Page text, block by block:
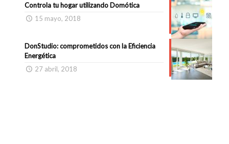
Controla tu hogar utilizando Domótica
15 mayo, 2018
DonStudio: comprometidos con la Eficiencia
Energética
27 abril, 2018